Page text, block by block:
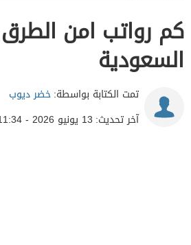
السعودية
تمت الكتابة بواسطة:خضر ديوب
آخر تحديث: 13 يونيو 2026 - 11:34م